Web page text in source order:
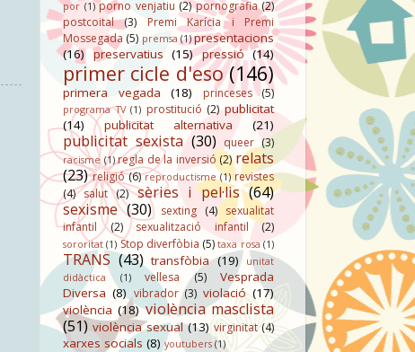
por (1) porno venjatiu (2) pornografia (2)
postcoital
(3)
Premi Karícia i Premi
Mossegada (5) premsa (1) presentacions
(16) preservatius (15) pressió (14)
primer cicle d'eso (146)
primera vegada (18) princeses (5)
programa TV (1) prostitució (2) publicitat
(14)
publicitat alternativa (21)
publicitat sexista (30) queer (3)
racisme (1) regla de la inversió (2) relats
(23) religió (6) reproductisme (1) revistes
(4) salut (2) sèries i pel·lis (64)
sexisme (30) sexting (4) sexualitat
infantil
(2) sexualització infantil (2)
sororitat (1) Stop diverfòbia (5) taxa rosa (1)
TRANS (43) transfòbia (19)
unitat
didàctica
(1) vellesa (5)
Vesprada
Diversa (8) vibrador (3) violació (17)
violència (18) violència masclista
(51) violència sexual (13) virginitat (4)
xarxes socials (8) youtubers (1)